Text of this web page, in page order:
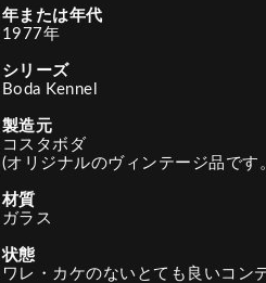
年または年代
1977年
シリーズ
Boda Kennel
製造元
コスタボダ
(オリジナルのヴィンテージ品です
材質
ガラス
状態
ワレ・カケのないとても良いコン